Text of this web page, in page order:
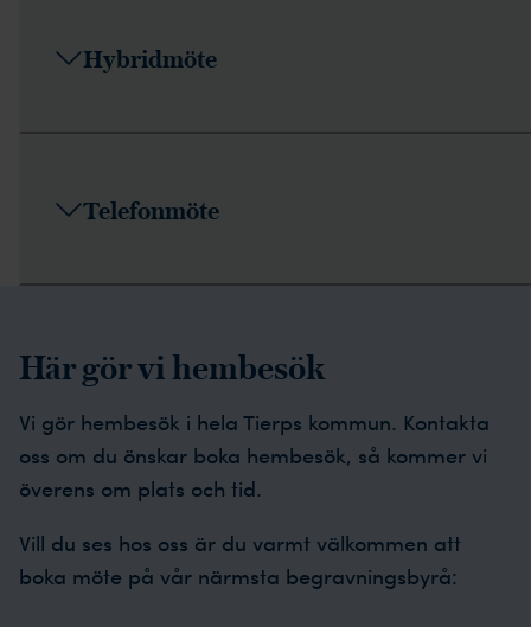
Hybridmöte
Telefonmöte
Här gör vi hembesök
Vi gör hembesök i hela Tierps kommun. Kontakta
oss om du önskar boka hembesök, så kommer vi
överens om plats och tid.
Vill du ses hos oss är du varmt välkommen att
boka möte på vår närmsta begravningsbyrå: